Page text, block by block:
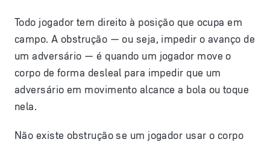
Todo jogador tem direito à posição que ocupa em
campo. A obstrução — ou seja, impedir o avanço de
um adversário — é quando um jogador move o
corpo de forma desleal para impedir que um
adversário em movimento alcance a bola ou toque
nela.
Não existe obstrução se um jogador usar o corpo